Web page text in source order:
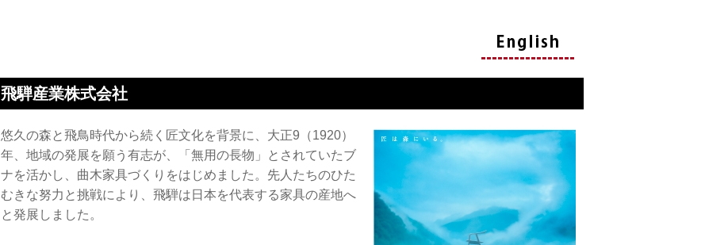
飛騨産業株式会社
悠久の森と飛鳥時代から続く匠文化を背景に、大正9（1920）
年、地域の発展を願う有志が、「無用の長物」とされていたブ
ナを活かし、曲木家具づくりをはじめました。先人たちのひた
むきな努力と挑戦により、飛騨は日本を代表する家具の産地へ
と発展しました。